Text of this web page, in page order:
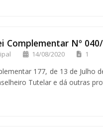
Complementar Nº
14/08/2020 1
177, de 13 de Julho
Tutelar e dá outras